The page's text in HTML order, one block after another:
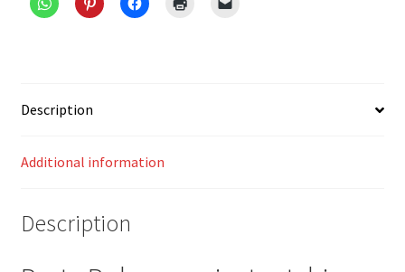
Description
Additional information
Description